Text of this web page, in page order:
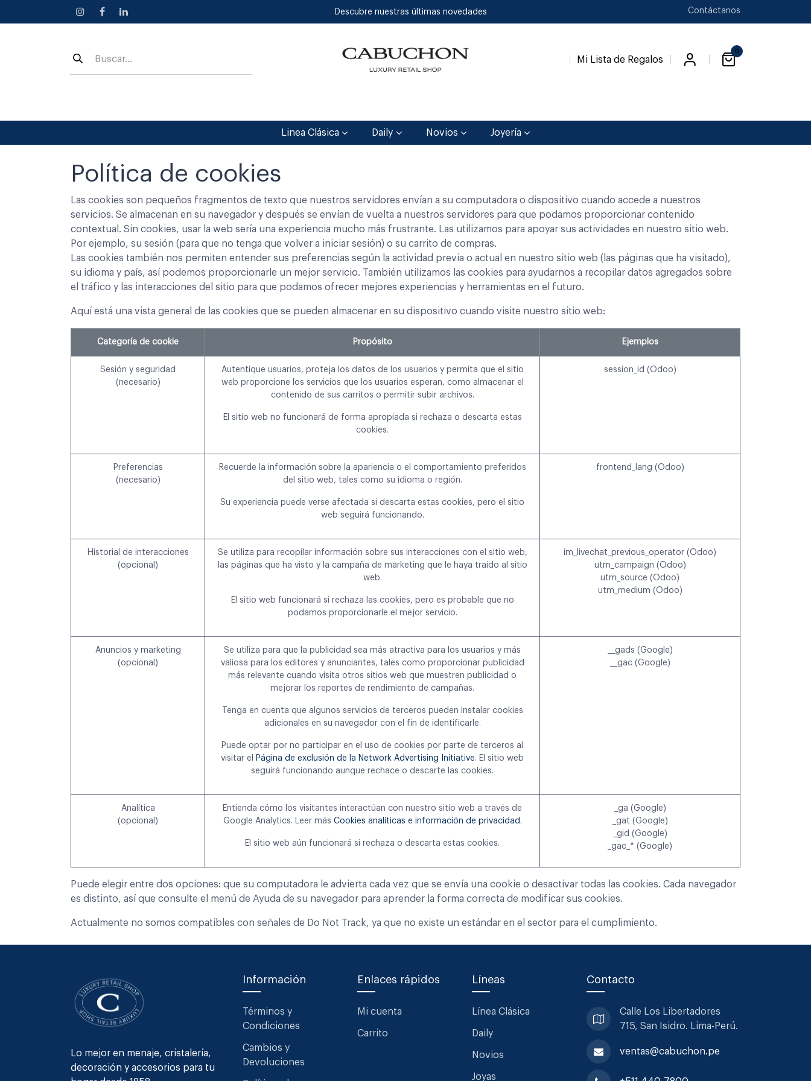
Descubre nuestras últimas novedades Contáctanos
Mi Lista de Regalos
0
Linea Clásica Daily Novios Joyería
Política de cookies
Las cookies son pequeños fragmentos de texto que nuestros servidores envían a su computadora o dispositivo cuando accede a nuestros
servicios. Se almacenan en su navegador y después se envían de vuelta a nuestros servidores para que podamos proporcionar contenido
contextual. Sin cookies, usar la web sería una experiencia mucho más frustrante. Las utilizamos para apoyar sus actividades en nuestro sitio web.
Por ejemplo, su sesión (para que no tenga que volver a iniciar sesión) o su carrito de compras.
Las cookies también nos permiten entender sus preferencias según la actividad previa o actual en nuestro sitio web (las páginas que ha visitado),
su idioma y país, así podemos proporcionarle un mejor servicio. También utilizamos las cookies para ayudarnos a recopilar datos agregados sobre
el tráfico y las interacciones del sitio para que podamos ofrecer mejores experiencias y herramientas en el futuro.
Aquí está una vista general de las cookies que se pueden almacenar en su dispositivo cuando visite nuestro sitio web:
Categoría de cookie Propósito Ejemplos
Sesión y seguridad
(necesario)
Autentique usuarios, proteja los datos de los usuarios y permita que el sitio
web proporcione los servicios que los usuarios esperan, como almacenar el
contenido de sus carritos o permitir subir archivos.
El sitio web no funcionará de forma apropiada si rechaza o descarta estas
cookies.
session_id (Odoo)
Preferencias
(necesario)
Recuerde la información sobre la apariencia o el comportamiento preferidos
del sitio web, tales como su idioma o región.
Su experiencia puede verse afectada si descarta estas cookies, pero el sitio
web seguirá funcionando.
frontend_lang (Odoo)
Historial de interacciones
(opcional)
Se utiliza para recopilar información sobre sus interacciones con el sitio web,
las páginas que ha visto y la campaña de marketing que le haya traído al sitio
web.
El sitio web funcionará si rechaza las cookies, pero es probable que no
podamos proporcionarle el mejor servicio.
im_livechat_previous_operator (Odoo)
utm_campaign (Odoo)
utm_source (Odoo)
utm_medium (Odoo)
Anuncios y marketing
(opcional)
Se utiliza para que la publicidad sea más atractiva para los usuarios y más
valiosa para los editores y anunciantes, tales como proporcionar publicidad
más relevante cuando visita otros sitios web que muestren publicidad o
mejorar los reportes de rendimiento de campañas.
Tenga en cuenta que algunos servicios de terceros pueden instalar cookies
adicionales en su navegador con el fin de identificarle.
Puede optar por no participar en el uso de cookies por parte de terceros al
visitar el
Página de exclusión de la Network Advertising Initiative. El sitio web
seguirá funcionando aunque rechace o descarte las cookies.
__gads (Google)
__gac (Google)
Analítica
(opcional)
Entienda cómo los visitantes interactúan con nuestro sitio web a través de
Google Analytics. Leer más Cookies analíticas e información de privacidad.
El sitio web aún funcionará si rechaza o descarta estas cookies.
_ga (Google)
_gat (Google)
_gid (Google)
_gac_* (Google)
Puede elegir entre dos opciones: que su computadora le advierta cada vez que se envía una cookie o desactivar todas las cookies. Cada navegador
es distinto, así que consulte el menú de Ayuda de su navegador para aprender la forma correcta de modificar sus cookies.
Actualmente no somos compatibles con señales de Do Not Track, ya que no existe un estándar en el sector para el cumplimiento.
Lo mejor en menaje, cristalería,
decoración y accesorios para tu
Información
Términos y
Condiciones
Cambios y
Devoluciones
Enlaces rápidos
Mi cuenta
Carrito
Líneas
Línea Clásica
Daily
Novios
Joyas
Contacto
Calle Los Libertadores
715, San Isidro. Lima-Perú.
ventas@cabuchon.pe